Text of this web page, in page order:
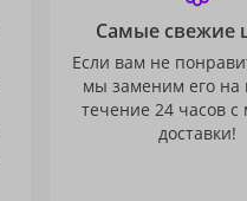
Самые свежие
Если вам не
мы заменим его на
течение 24 часов с
доставки!